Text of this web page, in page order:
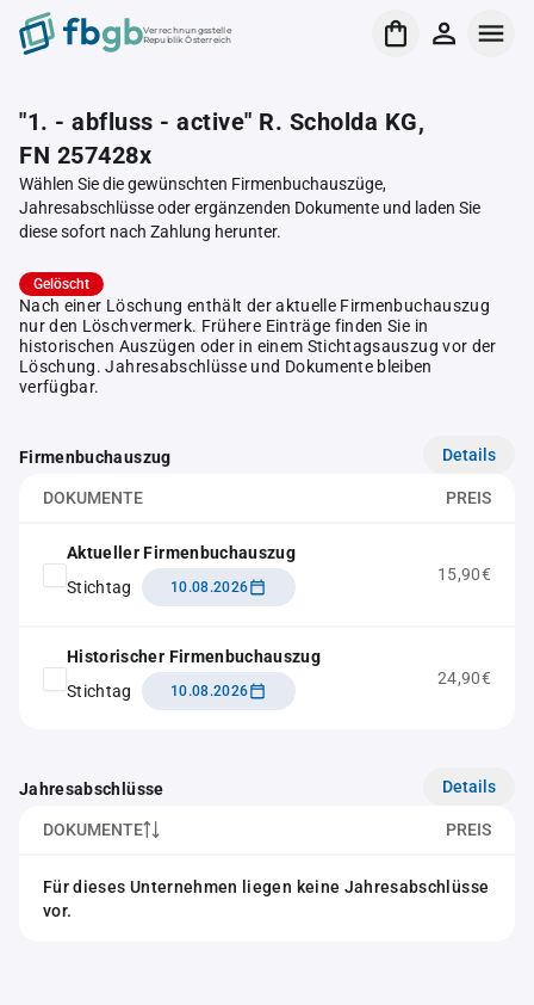
Verrechnungsstelle
Republik Österreich
"1. - abfluss - active" R. Scholda KG,
FN 257428x
Wählen Sie die gewünschten Firmenbuchauszüge,
Jahresabschlüsse oder ergänzenden Dokumente und laden Sie
diese sofort nach Zahlung herunter.
Gelöscht
Nach einer Löschung enthält der aktuelle Firmenbuchauszug
nur den Löschvermerk. Frühere Einträge finden Sie in
historischen Auszügen oder in einem Stichtagsauszug vor der
Löschung. Jahresabschlüsse und Dokumente bleiben
verfügbar.
Firmenbuchauszug Details
DOKUMENTE PREIS
Aktueller Firmenbuchauszug
Stichtag
10.08.2026
15,90€
Historischer Firmenbuchauszug
Stichtag
10.08.2026
24,90€
Jahresabschlüsse Details
DOKUMENTE PREIS
Für dieses Unternehmen liegen keine Jahresabschlüsse
vor.